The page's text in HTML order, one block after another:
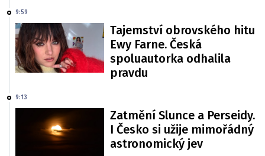
9:59
Tajemství obrovského hitu
Ewy Farne. Česká
spoluautorka odhalila
pravdu
9:13
Zatmění Slunce a Perseidy.
I Česko si užije mimořádný
astronomický jev